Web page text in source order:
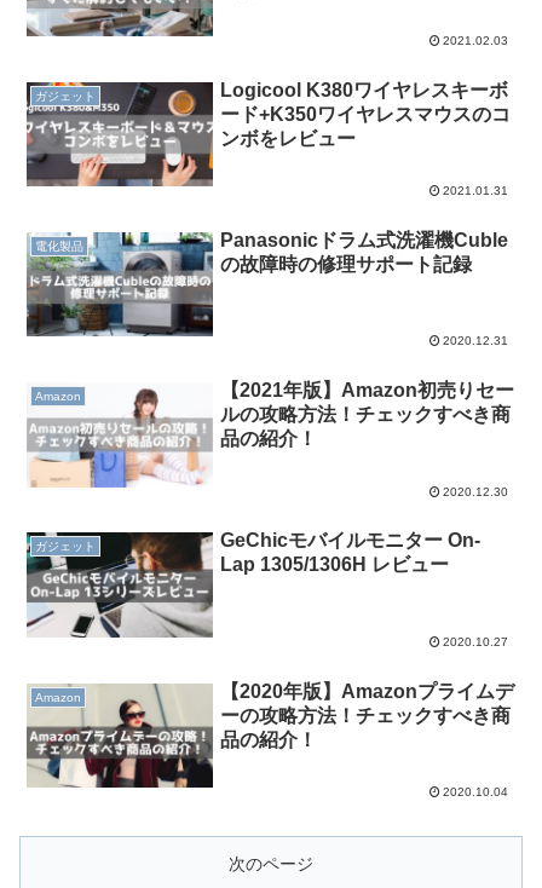
2021.02.03
ガジェット
Logicool K380ワイヤレスキーボ
ード+K350ワイヤレスマウスのコ
ンボをレビュー
2021.01.31
電化製品
Panasonicドラム式洗濯機Cuble
の故障時の修理サポート記録
2020.12.31
Amazon
【2021年版】Amazon初売りセー
ルの攻略方法！チェックすべき商
品の紹介！
2020.12.30
ガジェット
GeChicモバイルモニター On-
Lap 1305/1306H レビュー
2020.10.27
Amazon
【2020年版】Amazonプライムデ
ーの攻略方法！チェックすべき商
品の紹介！
2020.10.04
次のページ